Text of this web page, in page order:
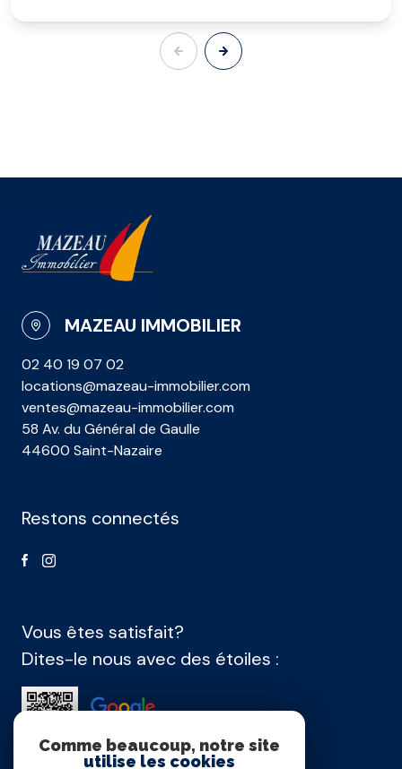
MAZEAU IMMOBILIER
02 40 19 07 02
locations@mazeau-immobilier.com
ventes@mazeau-immobilier.com
58 Av. du Général de Gaulle
44600 Saint-Nazaire
Restons connectés
Vous êtes satisfait?
Dites-le nous avec des étoiles :
Comme beaucoup, notre site
utilise les cookies